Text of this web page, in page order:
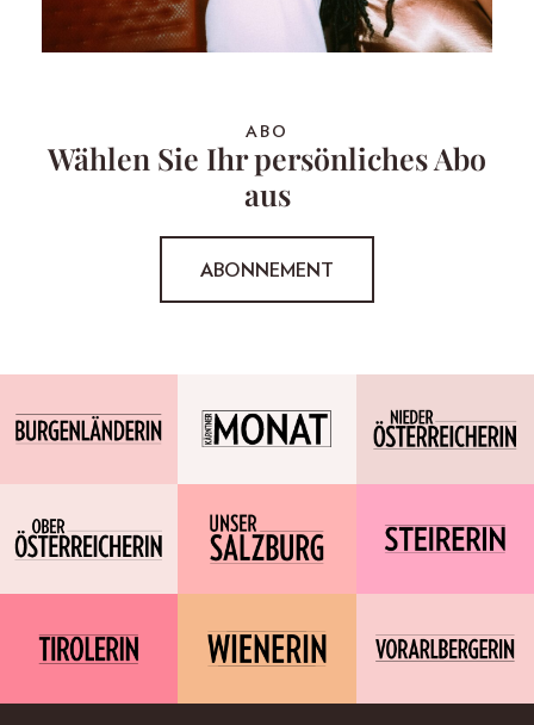
ABO
Wählen Sie Ihr persönliches Abo
aus
ABONNEMENT